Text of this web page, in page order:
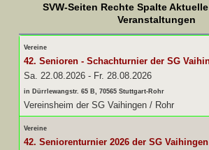
SVW-Seiten Rechte Spalte
Veranstaltungen
Vereine
42. Senioren - Schachturnier der SG
Sa. 22.08.2026 - Fr. 28.08.2026
in Dürrlewangstr. 65 B, 70565 Stuttgart-Rohr
Vereinsheim der SG Vaihingen / Rohr
Vereine
42. Seniorenturnier 2026 der SG